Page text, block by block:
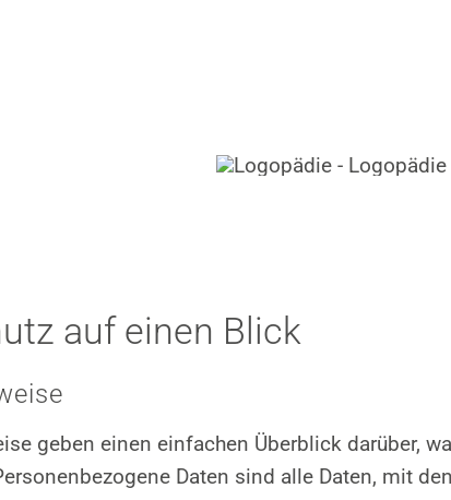
auf einen Blick
geben einen einfachen Überblick darüber,
Daten sind alle Daten, mit